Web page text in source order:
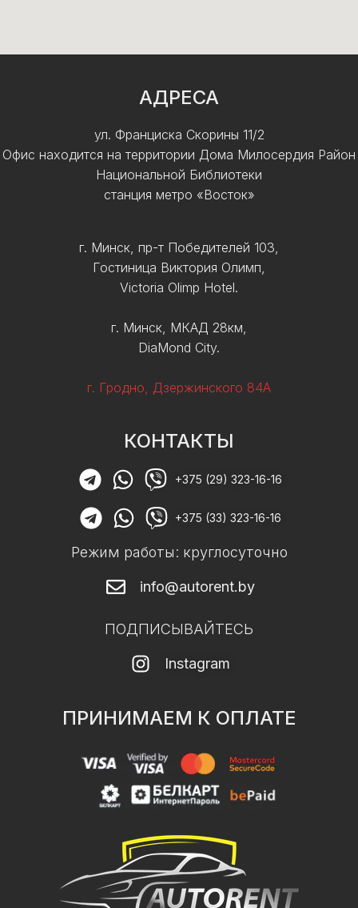
АДРЕСА
ул. Франциска Скорины 11/2
Офис находится на территории Дома Милосердия Район
Национальной Библиотеки
станция метро «Восток»
г. Минск, пр-т Победителей 103,
Гостиница Виктория Олимп,
Victoria Olimp Hotel.
г. Минск, МКАД 28км,
DiaMond City.
г. Гродно, Дзержинского 84А
КОНТАКТЫ
+375 (29) 323-16-16
+375 (33) 323-16-16
Режим работы: круглосуточно
info@autorent.by
ПОДПИСЫВАЙТЕСЬ
Instagram
ПРИНИМАЕМ К ОПЛАТЕ